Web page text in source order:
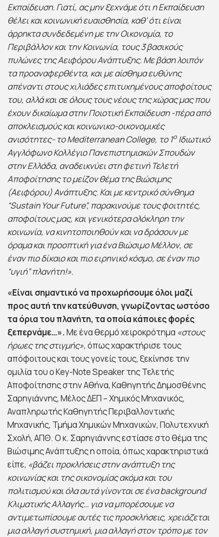
Εκπαίδευση. Γιατί, ας μην ξεχνάμε ότι η Εκπαίδευση
θέλει και κοινωνική ευαισθησία, καθ’ ότι είναι
άρρηκτα συνδεδεμένη με την Οικονομία, το
Περιβάλλον και την Κοινωνία, τους 3 βασικούς
πυλώνες της Αειφόρου Ανάπτυξης. Με βάση λοιπόν
τα προαναφερθέντα, και με αίσθημα ευθύνης
απέναντι στους χιλιάδες επιτυχημένους αποφοίτους
του, αλλά και σε όλους τους νέους της χώρας μας που
έχουν δικαίωμα στην Ποιοτική Εκπαίδευση -πέρα από
αποκλεισμούς και κοινωνικο-οικονομικές
ανισότητες- το Mediterranean College, το 1ο Ιδιωτικό
Αγγλόφωνο Κολλέγιο Πανεπιστημιακών Σπουδών
στην Ελλάδα, αναδεικνύει στη φετινή Τελετή
Αποφοίτησης το μείζον θέμα της Βιώσιμης
(Αειφόρου) Ανάπτυξης. Και με κεντρικό σύνθημα
“Sustain Your Future”, παρακινούμε τους φοιτητές,
αποφοίτους μας, και γενικότερα ολόκληρη την
κοινωνία, να κινητοποιηθούν και να δράσουν με
όραμα και προοπτική για ένα Βιώσιμο Μέλλον, σε
έναν πιο δίκαιο και πιο ειρηνικό κόσμο, σε έναν πιο
“υγιή” πλανήτη!».
«Είναι σημαντικό να προχωρήσουμε όλοι μαζί
προς αυτή την κατεύθυνση, γνωρίζοντας ωστόσο
τα όρια του πλανήτη, τα οποία κάποιες φορές
ξεπερνάμε…».Με ένα θερμό χειροκρότημα «στους
ήρωες της στιγμής», όπως χαρακτήρισε τους
απόφοιτους και τους γονείς τους, ξεκίνησε την
ομιλία του ο Key-Note Speaker της Τελετής
Αποφοίτησης στην Αθήνα, Καθηγητής Δημοσθένης
Σαρηγιάννης, Mέλoς ΔΕΠ – Χημικός Μηχανικός,
Αναπληρωτής Καθηγητής Περιβαλλοντικής
Μηχανικής, Τμήμα Χημικών Μηχανικών, Πολυτεχνική
Σχολή, ΑΠΘ. Ο κ. Σαρηγιάννης εστίασε στο θέμα της
Βιώσιμης Ανάπτυξης η οποία, όπως χαρακτηριστικά
είπε, «βάζει προκλήσεις στην ανάπτυξη της
κοινωνίας και της οικονομίας ακόμα και του
πολιτισμού και όλα αυτά γίνονται σε έναbackground
Κλιματικής Αλλαγής… για να μπορέσουμε να
αντιμετωπίσουμε αυτές τις προσκλήσεις, χρειάζεται
μια αλλαγή συστημική, μια αλλαγή στον τρόπο με τον